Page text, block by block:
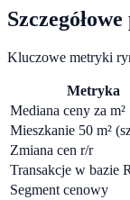
Kluczowe metryki
Metryka
Mediana ceny za m²
Mieszkanie 50 m²
Zmiana cen r/r
Transakcje w bazie
Segment cenowy